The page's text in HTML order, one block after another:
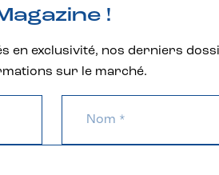
!
en exclusivité, nos derniers
sur le marché.